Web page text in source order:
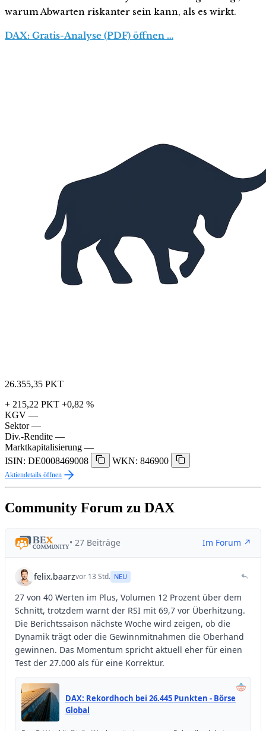
warum Abwarten riskanter sein kann, als es wirkt.
DAX: Gratis-Analyse (PDF) öffnen …
26.355,35 PKT
+ 215,22 PKT +0,82 %
KGV —
Sektor —
Div.-Rendite —
Marktkapitalisierung —
ISIN: DE0008469008
WKN: 846900
Aktiendetails öffnen
Community Forum zu DAX